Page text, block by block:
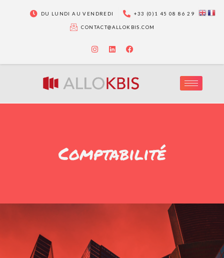
DU LUNDI AU VENDREDI +33 (0)1 45 08 86 29
CONTACT@ALLOKBIS.COM
Comptabilité